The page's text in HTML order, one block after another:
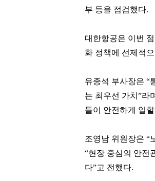
손흥민
[관련 기사]
트리마제
팬클럽 참여
부 등을 점검했다.
대한항공은 이번
화 정책에 선제적
유종석 부사장은 “
는 최우선 가치”라
들이 안전하게 일
조영남 위원장은 “
“현장 중심의 안전
다”고 전했다.